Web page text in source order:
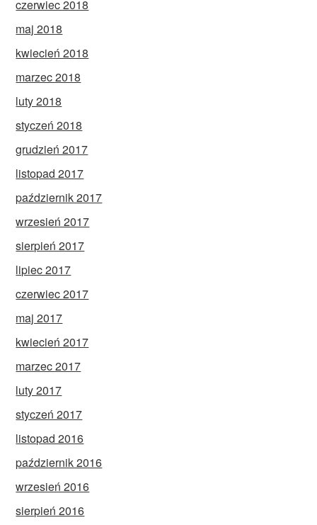
czerwiec 2018
maj 2018
kwiecień 2018
marzec 2018
luty 2018
styczeń 2018
grudzień 2017
listopad 2017
październik 2017
wrzesień 2017
sierpień 2017
lipiec 2017
czerwiec 2017
maj 2017
kwiecień 2017
marzec 2017
luty 2017
styczeń 2017
listopad 2016
październik 2016
wrzesień 2016
sierpień 2016